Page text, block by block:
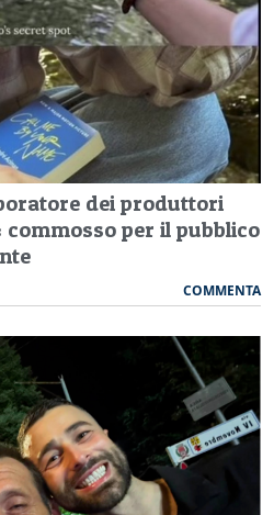
dei produttori
per il pubblico
COMMENTA